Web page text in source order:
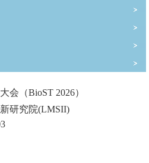
会（BioST 2026）
研究院(LMSII)